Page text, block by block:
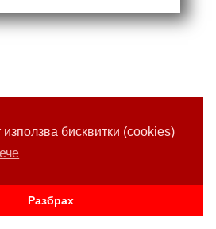
използва бисквитки (cookies)
Разбрах